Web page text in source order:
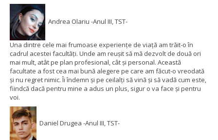
Andrea Olariu -Anul III, TST-
Una dintre cele mai frumoase experiențe de viață am trăit-o în
cadrul acestei facultăți. Unde am reușit să mă dezvolt de două ori
mai mult, atât pe plan profesional, cât și personal. Această
facultate a fost cea mai bună alegere pe care am făcut-o vreodată
și nu regret nimic. Îi îndemn și pe ceilalți să vină și să vadă cum este,
fiindcă dacă pentru mine a adus un plus, sigur o va face și pentru
voi.
Daniel Drugea -Anul III, TST-